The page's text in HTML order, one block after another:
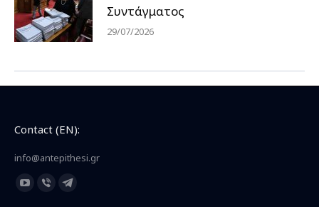
Συντάγματος
29/07/2026
Contact (EN):
info@antepithesi.gr
Find us on:
YouTubeViberTelegram